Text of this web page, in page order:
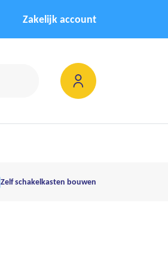
Zakelijk account
Zelf schakelkasten bouwen